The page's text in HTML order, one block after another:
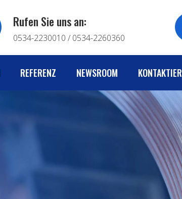
Rufen Sie uns an:
0534-2230010 / 0534-2260360
REFERENZ NEWSROOM